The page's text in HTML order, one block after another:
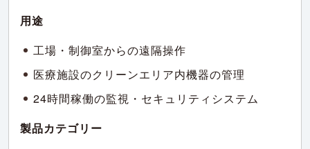
用途
工場・制御室からの遠隔操作
医療施設のクリーンエリア内機器の管理
24時間稼働の監視・セキュリティシステム
製品カテゴリー